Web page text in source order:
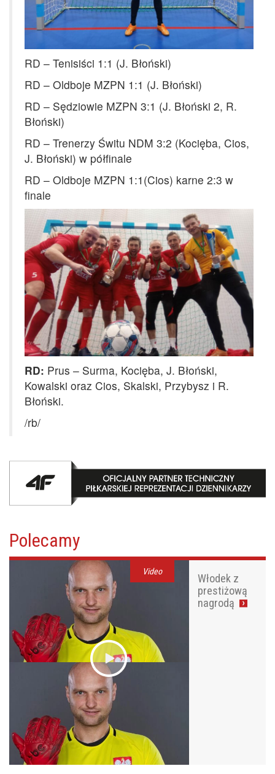
RD – Tenisiści 1:1 (J. Błoński)
RD – Oldboje MZPN 1:1 (J. Błoński)
RD – Sędziowie MZPN 3:1 (J. Błoński 2, R.
Błoński)
RD – Trenerzy Świtu NDM 3:2 (Kocięba, Cios,
J. Błoński) w półfinale
RD – Oldboje MZPN 1:1(Cios) karne 2:3 w
finale
RD: Prus – Surma, Kocięba, J. Błoński,
Kowalski oraz Cios, Skalski, Przybysz i R.
Błoński.
/rb/
Polecamy
Video
Włodek z
prestiżową
nagrodą